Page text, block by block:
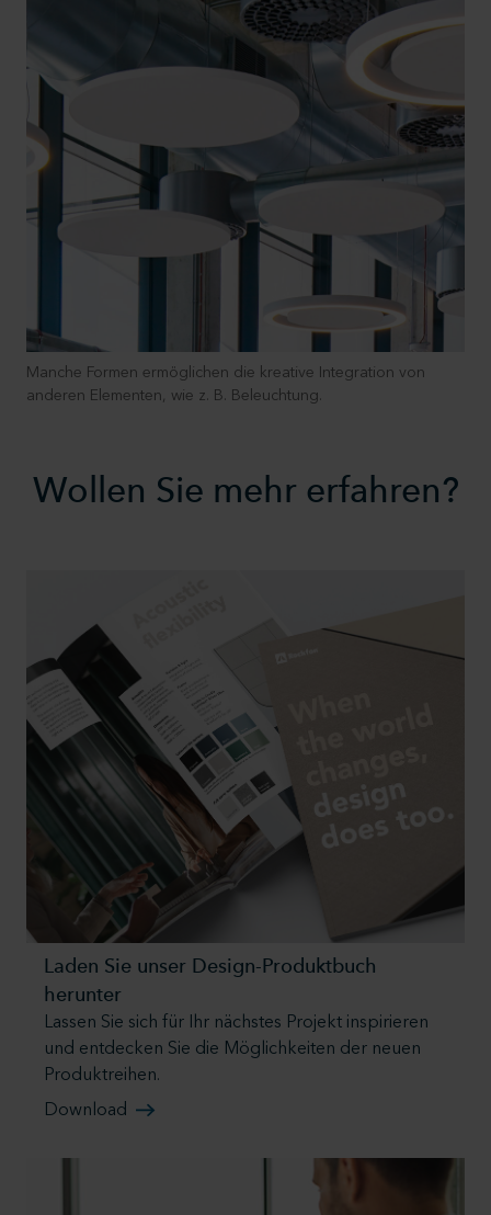
Manche Formen ermöglichen die kreative Integration von
anderen Elementen, wie z. B. Beleuchtung.
Wollen Sie mehr erfahren?
Laden Sie unser Design-Produktbuch
herunter
Lassen Sie sich für Ihr nächstes Projekt inspirieren
und entdecken Sie die Möglichkeiten der neuen
Produktreihen.
Download